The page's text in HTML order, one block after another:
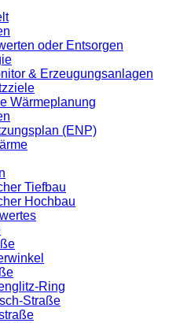
oder Entsorgen
& Erzeugungsanlagen
Wärmeplanung
(ENP)
Tiefbau
Hochbau
Ring
Straße